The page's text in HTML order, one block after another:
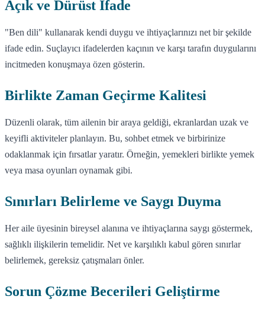
Açık ve Dürüst İfade
"Ben dili" kullanarak kendi duygu ve ihtiyaçlarınızı net bir şekilde
ifade edin. Suçlayıcı ifadelerden kaçının ve karşı tarafın duygularını
incitmeden konuşmaya özen gösterin.
Birlikte Zaman Geçirme Kalitesi
Düzenli olarak, tüm ailenin bir araya geldiği, ekranlardan uzak ve
keyifli aktiviteler planlayın. Bu, sohbet etmek ve birbirinize
odaklanmak için fırsatlar yaratır. Örneğin, yemekleri birlikte yemek
veya masa oyunları oynamak gibi.
Sınırları Belirleme ve Saygı Duyma
Her aile üyesinin bireysel alanına ve ihtiyaçlarına saygı göstermek,
sağlıklı ilişkilerin temelidir. Net ve karşılıklı kabul gören sınırlar
belirlemek, gereksiz çatışmaları önler.
Sorun Çözme Becerileri Geliştirme